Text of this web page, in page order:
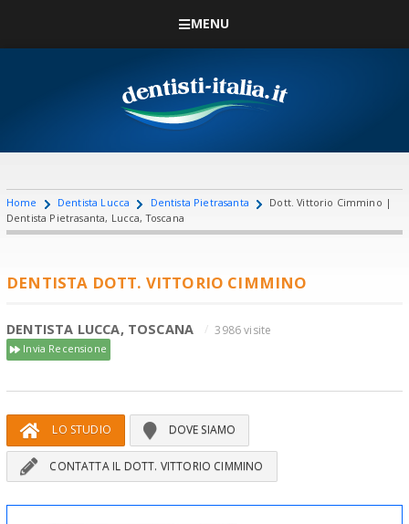
MENU
Home Dentista Lucca Dentista Pietrasanta
Dott. Vittorio Cimmino |
Dentista Pietrasanta, Lucca, Toscana
DENTISTA DOTT. VITTORIO CIMMINO
DENTISTA LUCCA, TOSCANA 3986 visite
Invia Recensione
LO STUDIO DOVE SIAMO
CONTATTA IL DOTT. VITTORIO CIMMINO